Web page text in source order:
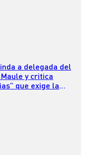
a delegada del
y critica
que exige la